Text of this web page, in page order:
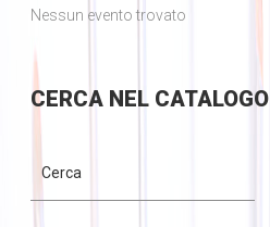
Nessun evento trovato
CERCANEL CATALOGO